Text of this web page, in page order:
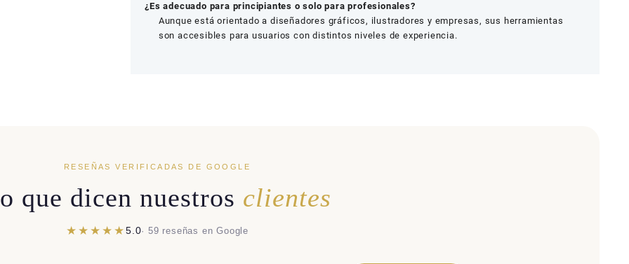
¿Es adecuado para principiantes o solo para profesionales?
Aunque está orientado a diseñadores gráficos, ilustradores y empresas, sus herramientas
son accesibles para usuarios con distintos niveles de experiencia.
RESEÑAS VERIFICADAS DE GOOGLE
que dicen nuestros clientes
★★★★★5.0· 59 reseñas en Google